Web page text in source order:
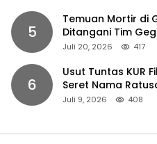
5
Temuan Mortir di
Ditangani Tim
Juli 20, 2026 417
6
Usut Tuntas KUR
Seret Nama
Juli 9, 2026 408